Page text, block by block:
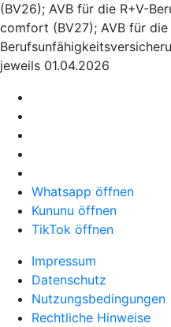
(BV26); AVB für die R+V-
comfort (BV27); AVB für die
jeweils 01.04.2026
Whatsapp öffnen
Kununu öffnen
TikTok öffnen
Impressum
Datenschutz
Nutzungsbedingungen
Rechtliche Hinweise